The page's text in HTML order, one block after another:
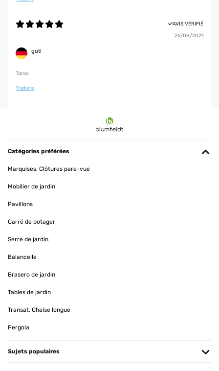
AVIS VÉRIFIÉ
26/08/2021
gut!
Taras
Traduire
Catégories préférées
Marquises, Clôtures pare-vue
Mobilier de jardin
Pavillons
Carré de potager
Serre de jardin
Balancelle
Brasero de jardin
Tables de jardin
Transat, Chaise longue
Pergola
Sujets populaires